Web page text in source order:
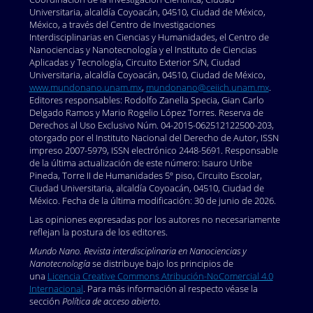
Universitaria, alcaldía Coyoacán, 04510, Ciudad de México,
México, a través del Centro de Investigaciones
Interdisciplinarias en Ciencias y Humanidades, el Centro de
Nanociencias y Nanotecnología y el Instituto de Ciencias
Aplicadas y Tecnología, Circuito Exterior S/N, Ciudad
Universitaria, alcaldía Coyoacán, 04510, Ciudad de México,
www.mundonano.unam.mx, mundonano@ceiich.unam.mx.
Editores responsables: Rodolfo Zanella Specia, Gian Carlo
Delgado Ramos y Mario Rogelio López Torres. Reserva de
Derechos al Uso Exclusivo Núm. 04-2015-062512122500-203,
otorgado por el Instituto Nacional del Derecho de Autor, ISSN
impreso 2007-5979, ISSN electrónico 2448-5691. Responsable
de la última actualización de este número: Isauro Uribe
Pineda, Torre II de Humanidades 5º piso, Circuito Escolar,
Ciudad Universitaria, alcaldía Coyoacán, 04510, Ciudad de
México. Fecha de la última modificación: 30 de junio de 2026.
Las opiniones expresadas por los autores no necesariamente
reflejan la postura de los editores.
Mundo Nano. Revista interdisciplinaria en Nanociencias y
Nanotecnologíase distribuye bajo los principios de
una Licencia Creative Commons Atribución-NoComercial 4.0
Internacional. Para más información al respecto véase la
sección Política de acceso abierto.